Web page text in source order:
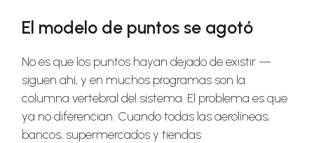
El modelo de puntos se agotó
No es que los puntos hayan dejado de existir —
siguen ahí, y en muchos programas son la
columna vertebral del sistema. El problema es que
ya no diferencian. Cuando todas las aerolíneas,
bancos, supermercados y tiendas